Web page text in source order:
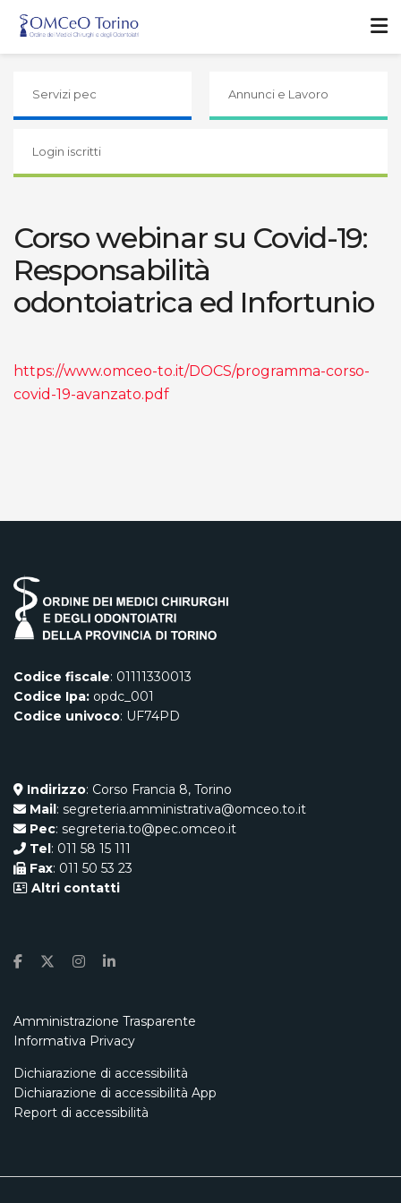
Servizi pec Annunci e Lavoro
Login iscritti
Corso webinar su Covid-19:
Responsabilità
odontoiatrica ed Infortunio
https://www.omceo-to.it/DOCS/programma-corso-
covid-19-avanzato.pdf
Codice fiscale: 01111330013
Codice Ipa: opdc_001
Codice univoco: UF74PD
Indirizzo: Corso Francia 8, Torino
Mail: segreteria.amministrativa@omceo.to.it
Pec: segreteria.to@pec.omceo.it
Tel: 011 58 15 111
Fax: 011 50 53 23
Altri contatti
Amministrazione Trasparente
Informativa Privacy
Dichiarazione di accessibilità
Dichiarazione di accessibilità App
Report di accessibilità